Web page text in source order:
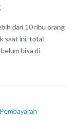
dari 10 ribu orang
saat ini, total
bisa di